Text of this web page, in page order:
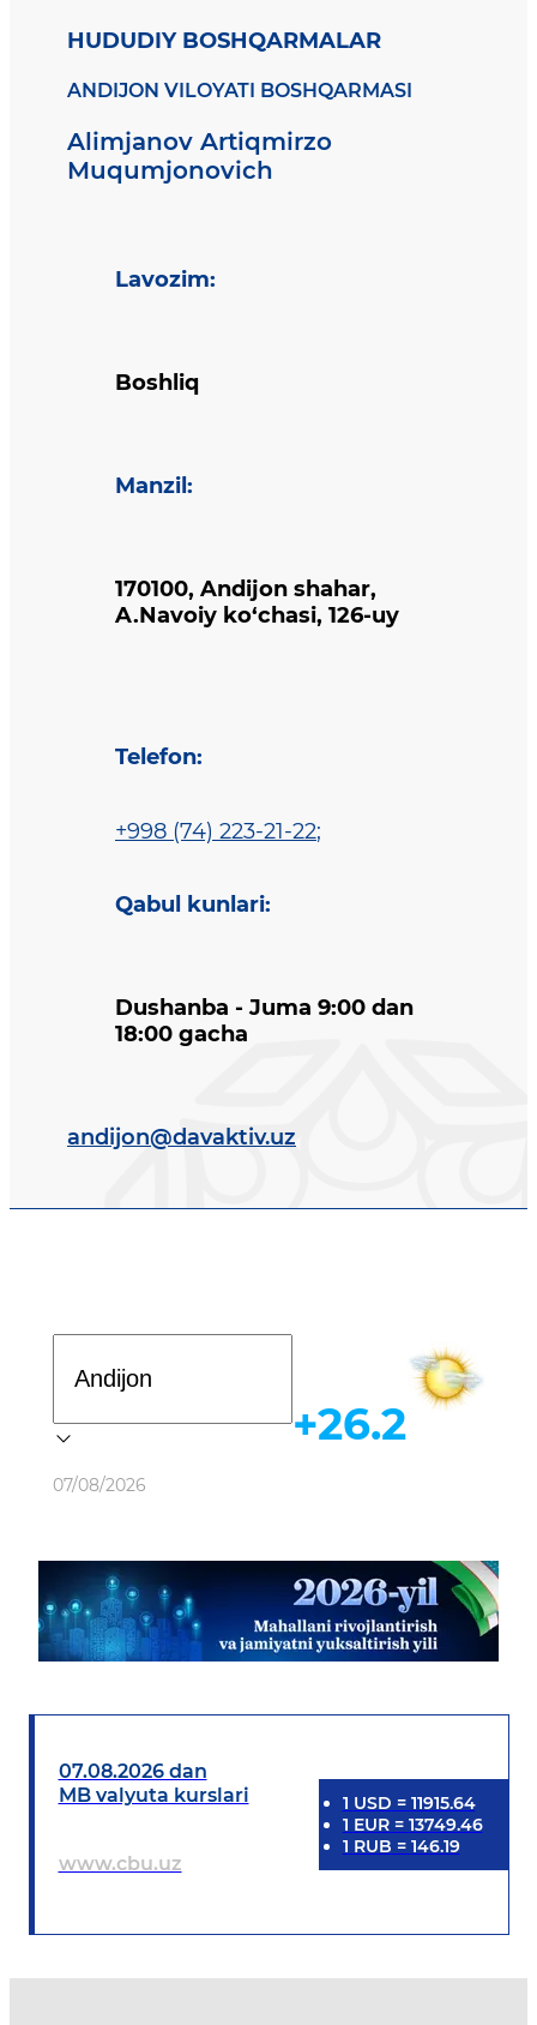
HUDUDIY BOSHQARMALAR
ANDIJON VILOYATI BOSHQARMASI
Alimjanov Artiqmirzo
Muqumjonovich
Lavozim:
Boshliq
Manzil :
170100, Andijon shahar,
A.Navoiy ko‘chasi, 126-uy
Telefon:
+998 (74) 223-21-22;
Qabul kunlari:
Dushanba - Juma 9:00 dan
18:00 gacha
andijon@davaktiv.uz
Ob-havo
07/08/2026
+26.2
07.08.2026 dan
MB valyuta kurslari
www.cbu.uz
1 USD = 11915.64
1 EUR= 13749.46
1 RUB = 146.19